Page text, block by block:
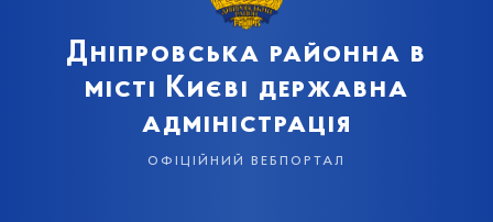
Дніпровська районна в
місті Києві державна
адміністрація
офіційний вебпортал